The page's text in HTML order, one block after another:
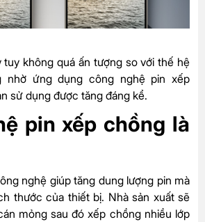
không quá ấn tượng so với thế hệ
nhờ ứng dụng công nghệ pin xếp
sử dụng được tăng đáng kể.
pin xếp chồng là
nghệ giúp tăng dung lượng pin mà
thước của thiết bị. Nhà sản xuất sẽ
mỏng sau đó xếp chồng nhiều lớp